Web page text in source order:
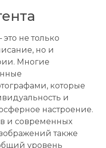
не только
но и
Многие
которые
и
настроение.
и современных
также
уровень